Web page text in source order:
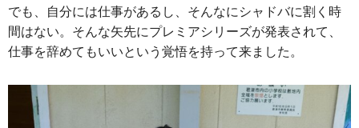
でも、自分には仕事があるし、そんなにシャドバに割く時
間はない。そんな矢先にプレミアシリーズが発表されて、
仕事を辞めてもいいという覚悟を持って来ました。